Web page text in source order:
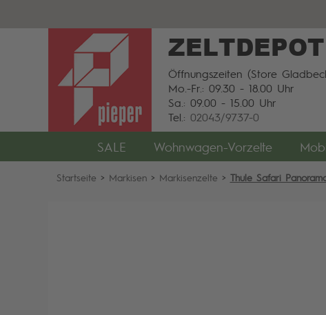
ZELTDEPOT
Öffnungszeiten (Store
Mo.-Fr.: 09.30 - 18.00 Uhr
Sa.: 09.00 - 15.00 Uhr
Tel.: 02043/9737-0
SALE Wohnwagen-Vorzelte
Startseite > Markisen> Markisenzelte > Thule Safari